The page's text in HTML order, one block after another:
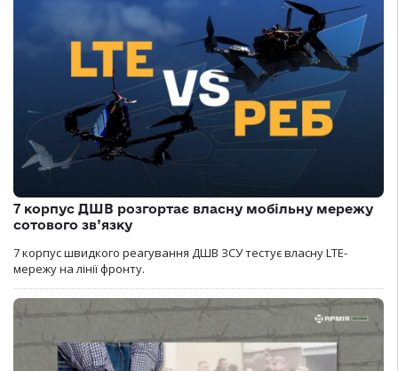
7 корпус ДШВ розгортає власну мобільну мережу
сотового зв’язку
7 корпус швидкого реагування ДШВ ЗСУ тестує власну LTE-
мережу на лінії фронту.